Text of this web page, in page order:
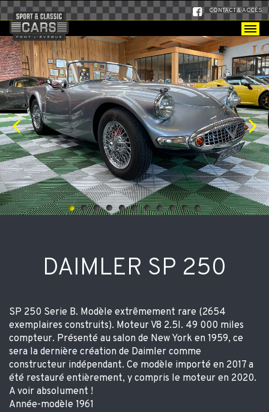
CONTACT & ACCÈS
DAIMLER SP 250
SP 250 Serie B. Modèle extrêmement rare (2654
exemplaires construits). Moteur V8 2.5l. 49 000 miles
compteur. Présenté au salon de New York en 1959, ce
sera la dernière création de Daimler comme
constructeur indépendant. Ce modèle importé en 2017 a
été restauré entièrement, y compris le moteur en 2020.
A voir absolument !
Année-modèle 1961